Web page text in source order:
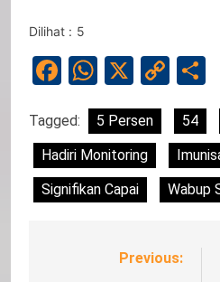
Dilihat : 5
Facebook
X
Tagged: 5 Persen 54
Hadiri Monitoring
Signifikan Capai
Wabup
NavigasiPrevious: